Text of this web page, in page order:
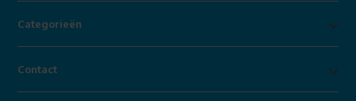
Categorieën
Contact